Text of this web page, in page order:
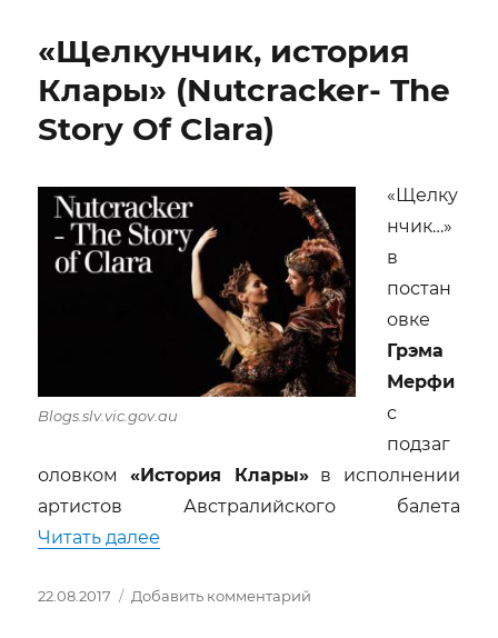
«Хореография
растяжка
«Щелкунчик, история
Клары» (Nutcracker- The
Story Of Clara)
Blogs.slv.vic.gov.au
«Щелку
нчик…»
в
постан
овке
Грэма
Мерфи
с
подзаг
оловком «История Клары»в исполнении
артистов Австралийского балета
Читать далее
Опубликовано
22.08.2017 Добавить комментарий